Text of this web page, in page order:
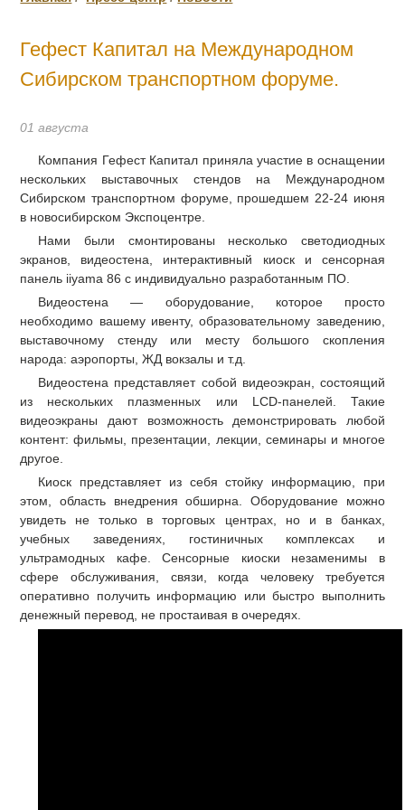
Гефест Капитал на Международном
Сибирском транспортном форуме.
01 августа
Компания Гефест Капитал приняла участие в оснащении
нескольких выставочных стендов на Международном
Сибирском транспортном форуме, прошедшем 22-24 июня
в новосибирском Экспоцентре.
Нами были смонтированы несколько светодиодных
экранов, видеостена, интерактивный киоск и сенсорная
панель iiyama 86 с индивидуально разработанным ПО.
Видеостена — оборудование, которое просто
необходимо вашему ивенту, образовательному заведению,
выставочному стенду или месту большого скопления
народа: аэропорты, ЖД вокзалы и т.д.
Видеостена представляет собой видеоэкран, состоящий
из нескольких плазменных или LCD-панелей. Такие
видеоэкраны дают возможность демонстрировать любой
контент: фильмы, презентации, лекции, семинары и многое
другое.
Киоск представляет из себя стойку информацию, при
этом, область внедрения обширна. Оборудование можно
увидеть не только в торговых центрах, но и в банках,
учебных заведениях, гостиничных комплексах и
ультрамодных кафе. Сенсорные киоски незаменимы в
сфере обслуживания, связи, когда человеку требуется
оперативно получить информацию или быстро выполнить
денежный перевод, не простаивая в очередях.